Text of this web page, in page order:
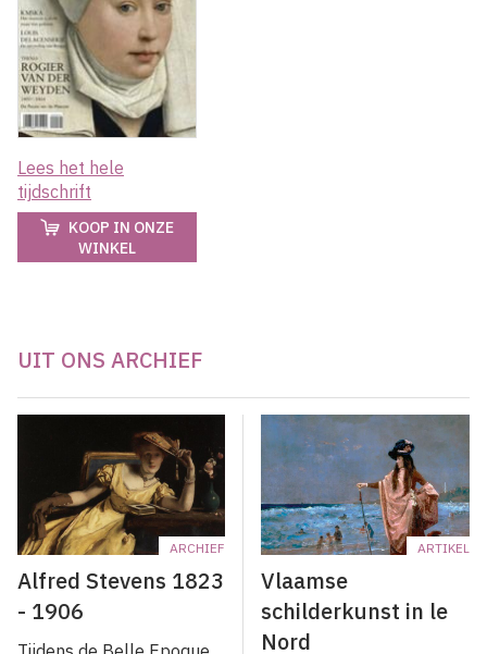
Lees het hele
tijdschrift
KOOP IN ONZE
WINKEL
UIT ONS ARCHIEF
ARCHIEF
Alfred Stevens 1823
- 1906
ARTIKEL
Vlaamse
schilderkunst in le
Nord